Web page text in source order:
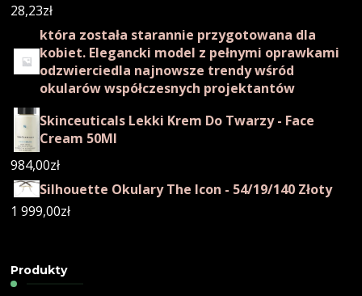
28,23zł
która została starannie przygotowana dla
kobiet. Elegancki model z pełnymi oprawkami
odzwierciedla najnowsze trendy wśród
okularów współczesnych projektantów
Skinceuticals Lekki Krem Do Twarzy - Face
Cream 50Ml
984,00zł
Silhouette Okulary The Icon - 54/19/140 Złoty
1 999,00zł
Produkty